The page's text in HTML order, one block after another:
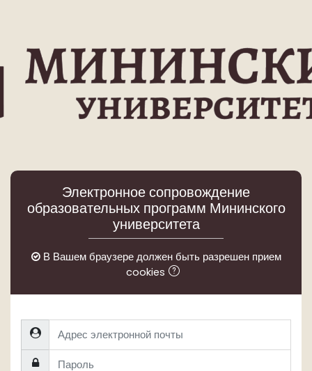
Электронное сопровождение
образовательных программ Мининского
университета
В Вашем браузере должен быть разрешен прием
cookies
Адрес электронной почты
Пароль